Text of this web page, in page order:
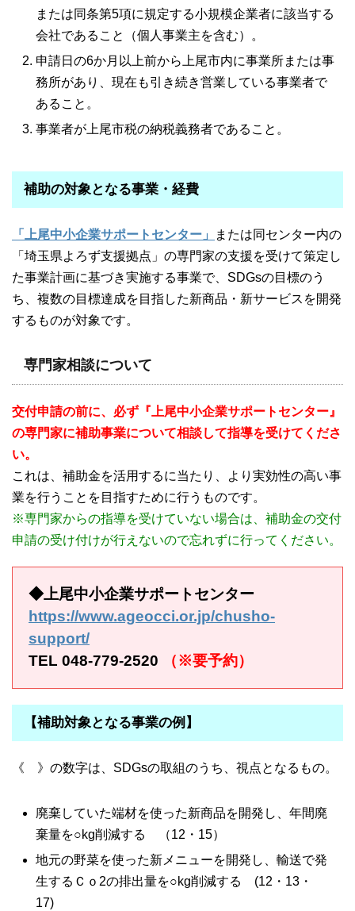
または同条第5項に規定する小規模企業者に該当する
会社であること（個人事業主を含む）。
申請日の6か月以上前から上尾市内に事業所または事
務所があり、現在も引き続き営業している事業者で
あること。
事業者が上尾市税の納税義務者であること。
補助の対象となる事業・経費
「上尾中小企業サポートセンター」
または同センター内の
「埼玉県よろず支援拠点」の​専門家の支援を受けて策定し
た事業計画に基づき実施する事業で、SDGsの目標のう
ち、複数の目標達成を目指した新商品・新サービスを開発
するものが対象です。
専門家相談について
交付申請の前に、必ず『上尾中小企業サポートセンター』
の専門家に補助事業について相談して指導を受けてくださ
い。
これは、補助金を活用するに当たり、より実効性の高い事
業を行うことを目指すために行うものです。
※専門家からの指導を受けていない場合は、補助金の交付
申請の受け付けが行えないので忘れずに行ってください。
◆上尾中小企業サポートセンター
https://www.ageocci.or.jp/chusho-
support/
TEL 048-779-2520
（※要予約）
【補助対象となる事業の例】
《 》の数字は、SDGsの取組のうち、視点となるもの。​
廃棄していた端材を使った新商品を開発し、年間廃
棄量を○kg削減する （12・15）
地元の野菜を使った新メニューを開発し、輸送で発
生するＣｏ2の排出量を○kg削減する (12・13・
17)